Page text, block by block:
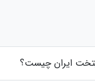
ایران چیست؟